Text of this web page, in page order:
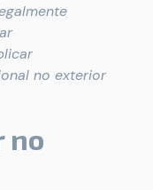
no exterior
no